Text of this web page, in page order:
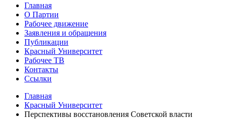
Главная
О Партии
Рабочее движение
Заявления и обращения
Публикации
Красный Университет
Рабочее ТВ
Контакты
Ссылки
Главная
Красный Университет
Перспективы восстановления Советской власти